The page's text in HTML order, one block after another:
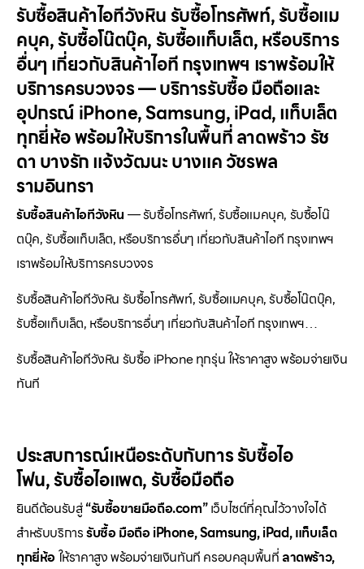
รับซื้อสินค้าไอทีวังหิน รับซื้อโทรศัพท์, รับซื้อแม
คบุค, รับซื้อโน๊ตบุ๊ค, รับซื้อแท็บเล็ต, หรือบริการ
อื่นๆ เกี่ยวกับสินค้าไอที กรุงเทพฯ เราพร้อมให้
บริการครบวงจร — บริการรับซื้อ มือถือและ
อุปกรณ์ iPhone, Samsung, iPad, แท็บเล็ต
ทุกยี่ห้อ พร้อมให้บริการในพื้นที่ ลาดพร้าว รัช
ดา บางรัก แจ้งวัฒนะ บางแค วัชรพล
รามอินทรา
รับซื้อสินค้าไอทีวังหิน — รับซื้อโทรศัพท์, รับซื้อแมคบุค, รับซื้อโน๊
ตบุ๊ค, รับซื้อแท็บเล็ต, หรือบริการอื่นๆ เกี่ยวกับสินค้าไอที กรุงเทพฯ
เราพร้อมให้บริการครบวงจร
รับซื้อสินค้าไอทีวังหิน รับซื้อโทรศัพท์, รับซื้อแมคบุค, รับซื้อโน๊ตบุ๊ค,
รับซื้อแท็บเล็ต, หรือบริการอื่นๆ เกี่ยวกับสินค้าไอที กรุงเทพฯ…
รับซื้อสินค้าไอทีวังหิน รับซื้อ iPhone ทุกรุ่น ให้ราคาสูง พร้อมจ่ายเงิน
ทันที
ประสบการณ์เหนือระดับกับการรับซื้อไอ
โฟน,รับซื้อไอแพด,รับซื้อมือถือ
ยินดีต้อนรับสู่“รับซื้อขายมือถือ.com”เว็บไซต์ที่คุณไว้วางใจได้
สำหรับบริการรับซื้อ มือถือ iPhone, Samsung, iPad, แท็บเล็ต
ทุกยี่ห้อให้ราคาสูง พร้อมจ่ายเงินทันที ครอบคลุมพื้นที่ลาดพร้าว,